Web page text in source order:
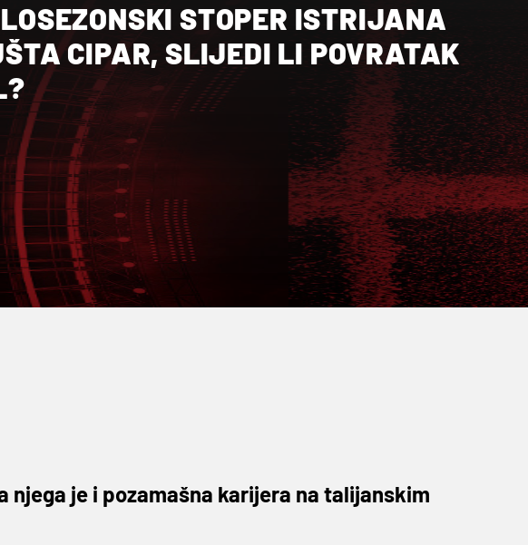
STOPER ISTRIJANA
CIPAR, SLIJEDI LI POVRATAK
njega je i pozamašna karijera na talijanskim